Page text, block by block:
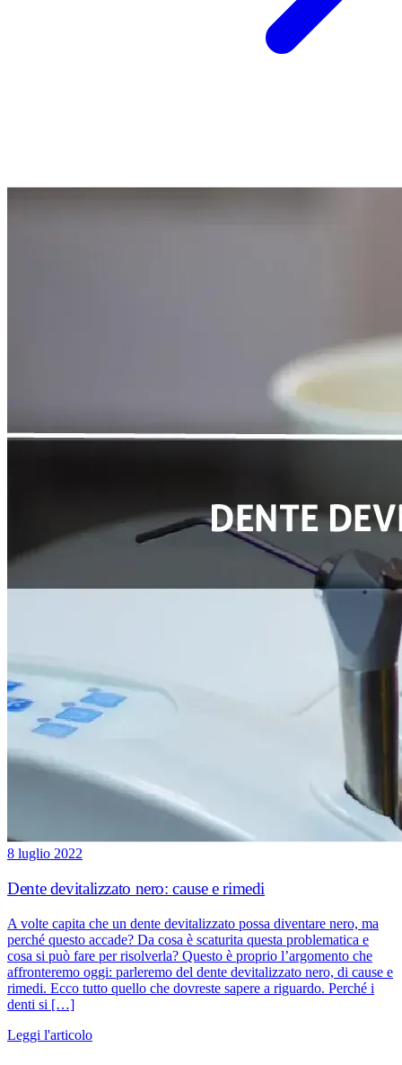
8 luglio 2022
Dente devitalizzato nero: cause e rimedi
A volte capita che un dente devitalizzato possa diventare nero, ma
perché questo accade? Da cosa è scaturita questa problematica e
cosa si può fare per risolverla? Questo è proprio l’argomento che
affronteremo oggi: parleremo del dente devitalizzato nero, di cause e
rimedi. Ecco tutto quello che dovreste sapere a riguardo. Perché i
denti si […]
Leggi l'articolo